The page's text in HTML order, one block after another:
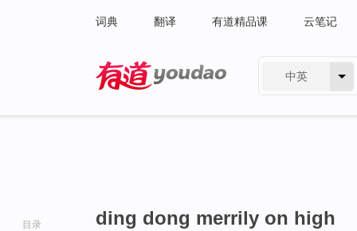
词典 翻译 有道精品课 云笔记
中英
目录 ding dong merrily on high